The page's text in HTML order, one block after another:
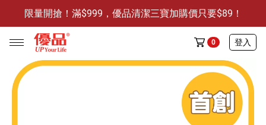
限量開搶！滿$999，優品清潔三寶加購價只要$89！
防霉清潔好幫手-任3件贈保濕抗菌洗手乳
限量開搶！滿$999，優品清潔三寶加購價只要$89！
0 登入